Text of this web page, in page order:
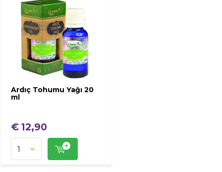
Ardıç Tohumu Yağı 20
ml
€ 12,90